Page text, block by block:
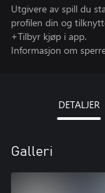
Utgivere av spill du
profilen din og
+Tilbyr kjøp i app.
Informasjon om
DETALJER
Galleri